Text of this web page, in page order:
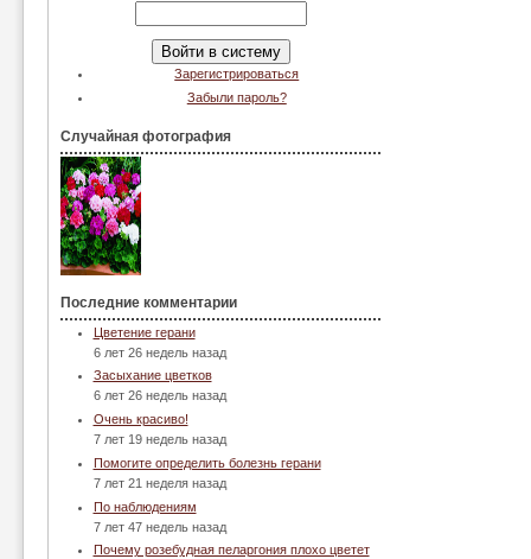
Зарегистрироваться
Забыли пароль?
Случайная фотография
Последние комментарии
Цветение герани
6 лет 26 недель назад
Засыхание цветков
6 лет 26 недель назад
Очень красиво!
7 лет 19 недель назад
Помогите определить болезнь герани
7 лет 21 неделя назад
По наблюдениям
7 лет 47 недель назад
Почему розебудная пеларгония плохо цветет